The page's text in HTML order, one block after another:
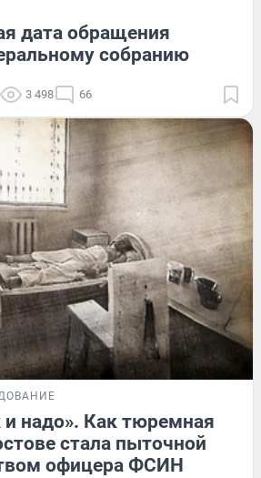
дата обращения
собранию
3 498 66
и надо». Как тюремная
стала пыточной
офицера ФСИН